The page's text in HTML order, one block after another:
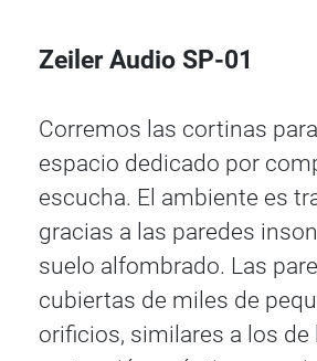
Zeiler Audio SP-01
Corremos las cortinas
espacio dedicado por
escucha. El ambiente es
gracias a las paredes
suelo alfombrado. Las
cubiertas de miles de
orificios, similares a los de